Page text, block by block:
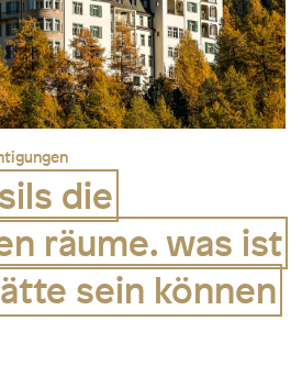
die
räume. was ist
sein können